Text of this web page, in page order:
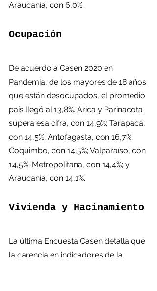
Araucanía, con 6,0%.
Ocupación
De acuerdo a Casen 2020 en
Pandemia, de los mayores de 18 años
que están desocupados, el promedio
país llegó al 13,8%. Arica y Parinacota
supera esa cifra, con 14,9%; Tarapacá,
con 14,5%; Antofagasta, con 16,7%;
Coquimbo, con 14,5%; Valparaíso, con
14,5%; Metropolitana, con 14,4%; y
Araucanía, con 14,1%.
Vivienda y Hacinamiento
La última Encuesta Casen detalla que
la carencia en indicadores de la